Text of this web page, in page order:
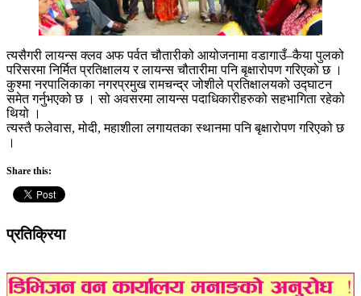
त्यसैगरी लायन्स क्लव अफ पर्वत चौतारीको आयोजनामा वडागाउँ–कैया पुलको
परिसरमा निर्मित प्रतिक्षालय र लायन्स चौतारीमा पनि बृक्षारोपण गरिएको छ ।
कुश्मा नरपालिकाका नगरप्रमुख रामचन्द्र जोशीले प्रतिक्षालयको उद्घाटन
समेत गर्नुभएको छ । सो अवसरमा लायन्स पदाधिकारीहरुको सहभागिता रहेको
थियो ।
त्यस्तै फलेवास, मोदी, महाशीला लगायतका स्थानमा पनि बृक्षारोपण गरिएको छ
।
Share this:
प्रतिक्रिया